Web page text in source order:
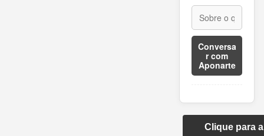
Conversa
r com
Aponarte
Clique para